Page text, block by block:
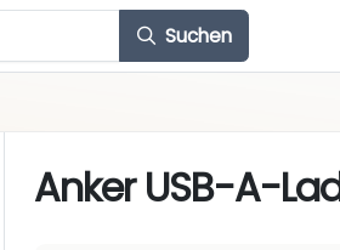
Suchen
Anker USB-A-